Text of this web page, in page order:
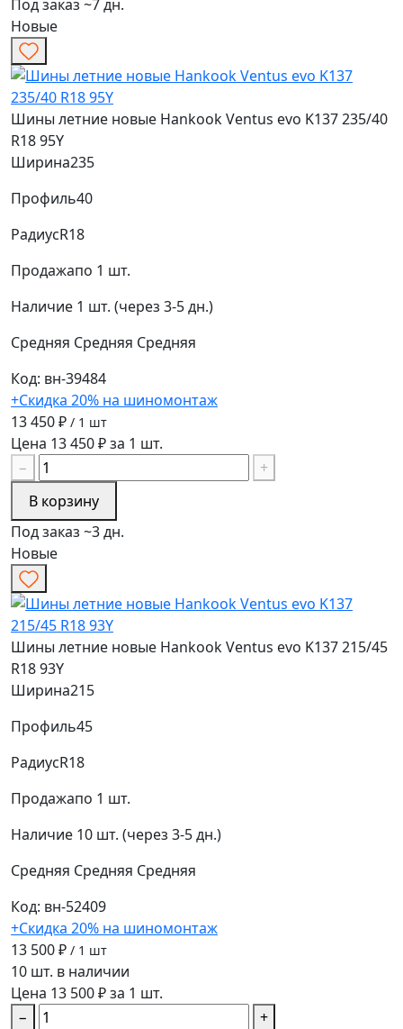
Под заказ ~7 дн.
Новые
Шины летние новые Hankook Ventus evo K137 235/40
R18 95Y
Ширина235
Профиль40
РадиусR18
Продажапо 1 шт.
Наличие 1 шт. (через 3-5 дн.)
Средняя Средняя Средняя
Код: вн-39484
+Скидка 20% на шиномонтаж
13 450 ₽ / 1 шт
Цена 13 450 ₽ за 1 шт.
−
+
В корзину
Под заказ ~3 дн.
Новые
Шины летние новые Hankook Ventus evo K137 215/45
R18 93Y
Ширина215
Профиль45
РадиусR18
Продажапо 1 шт.
Наличие 10 шт. (через 3-5 дн.)
Средняя Средняя Средняя
Код: вн-52409
+Скидка 20% на шиномонтаж
13 500 ₽ / 1 шт
10 шт. в наличии
Цена 13 500 ₽ за 1 шт.
−
+